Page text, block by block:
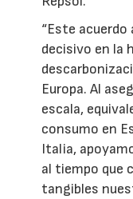
“Este acuerdo
decisivo en la
Europa. Al
escala,
consumo en
Italia,
al tiempo que
tangibles